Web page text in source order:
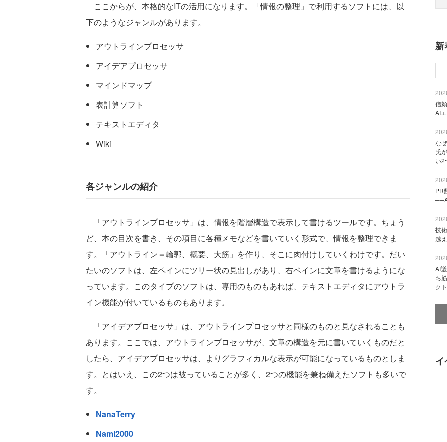
ここからが、本格的なITの活用になります。「情報の整理」で利用するソフトには、以
下のようなジャンルがあります。
アウトラインプロセッサ
アイデアプロセッサ
マインドマップ
表計算ソフト
テキストエディタ
Wiki
各ジャンルの紹介
「アウトラインプロセッサ」は、情報を階層構造で表示して書けるツールです。ちょう
ど、本の目次を書き、その項目に各種メモなどを書いていく形式で、情報を整理できま
す。「アウトライン＝輪郭、概要、大筋」を作り、そこに肉付けしていくわけです。だい
たいのソフトは、左ペインにツリー状の見出しがあり、右ペインに文章を書けるようにな
っています。このタイプのソフトは、専用のものもあれば、テキストエディタにアウトラ
イン機能が付いているものもあります。
「アイデアプロセッサ」は、アウトラインプロセッサと同様のものと見なされることも
あります。ここでは、アウトラインプロセッサが、文章の構造を元に書いていくものだと
したら、アイデアプロセッサは、よりグラフィカルな表示が可能になっているものとしま
す。とはいえ、この2つは被っていることが多く、2つの機能を兼ね備えたソフトも多いで
す。
NanaTerry
Nami2000
新
信
AI
な
氏
い2
PR
技
越
AI
ち
ク
イ